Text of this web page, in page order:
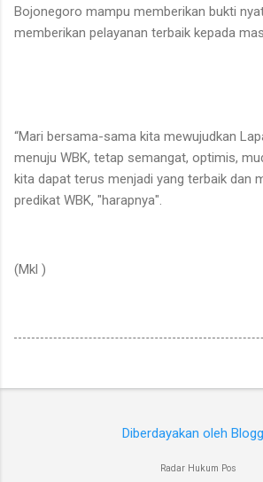
Bojonegoro mampu memberikan bukti
memberikan pelayanan terbaik kepada
“Mari bersama-sama kita mewujudkan
menuju WBK, tetap semangat, optimis,
kita dapat terus menjadi yang terbaik dan
predikat WBK, "harapnya".
(Mkl )
Diberdayakan oleh
Radar Hukum Pos